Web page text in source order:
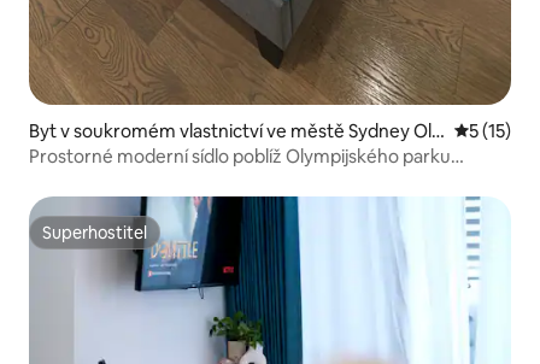
Byt v soukromém vlastnictví ve městě Sydney Oly
mpic Park
5 (15)
Prostorné moderní sídlo poblíž Olympijského parku
Superhostitel
Superhostitel